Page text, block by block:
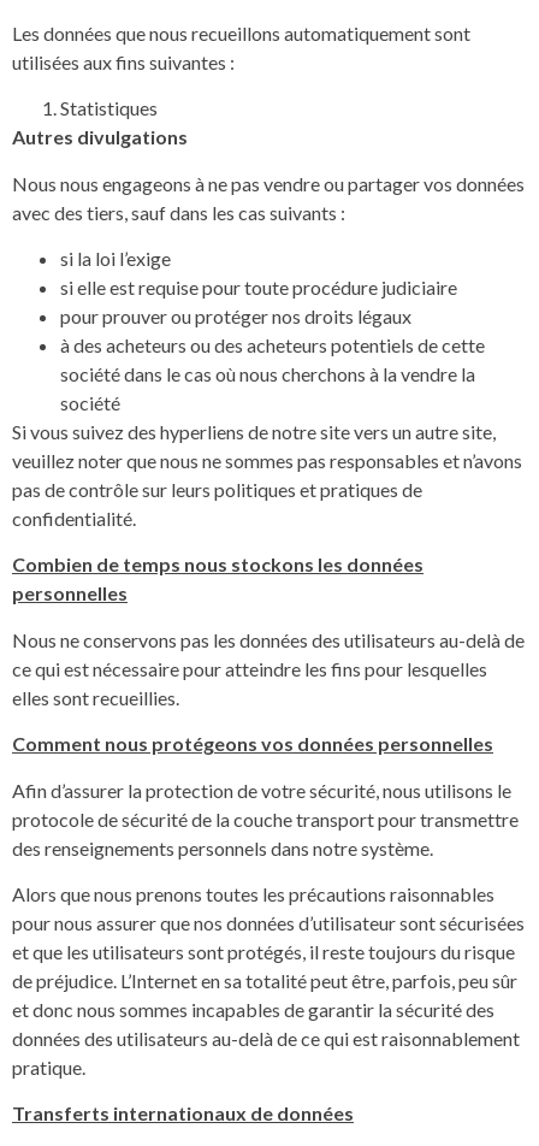
Les données que nous recueillons automatiquement sont
utilisées aux fins suivantes :
Statistiques
Autres divulgations
Nous nous engageons à ne pas vendre ou partager vos données
avec des tiers, sauf dans les cas suivants :
si la loi l’exige
si elle est requise pour toute procédure judiciaire
pour prouver ou protéger nos droits légaux
à des acheteurs ou des acheteurs potentiels de cette
société dans le cas où nous cherchons à la vendre la
société
Si vous suivez des hyperliens de notre site vers un autre site,
veuillez noter que nous ne sommes pas responsables et n’avons
pas de contrôle sur leurs politiques et pratiques de
confidentialité.
Combien de temps nous stockons les données
personnelles
Nous ne conservons pas les données des utilisateurs au-delà de
ce qui est nécessaire pour atteindre les fins pour lesquelles
elles sont recueillies.
Comment nous protégeons vos données personnelles
Afin d’assurer la protection de votre sécurité, nous utilisons le
protocole de sécurité de la couche transport pour transmettre
des renseignements personnels dans notre système.
Alors que nous prenons toutes les précautions raisonnables
pour nous assurer que nos données d’utilisateur sont sécurisées
et que les utilisateurs sont protégés, il reste toujours du risque
de préjudice. L’Internet en sa totalité peut être, parfois, peu sûr
et donc nous sommes incapables de garantir la sécurité des
données des utilisateurs au-delà de ce qui est raisonnablement
pratique.
Transferts internationaux de données